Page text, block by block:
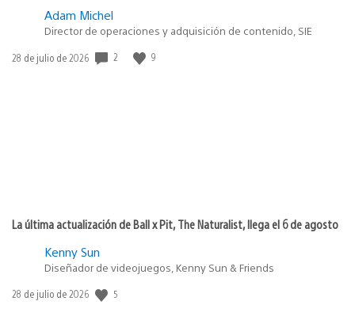
Adam Michel
Director de operaciones y adquisición de contenido, SIE
Fecha
28 de julio de 2026 2 9
La última actualización de Ball x Pit, The Naturalist, llega el 6 de agosto
Kenny Sun
Diseñador de videojuegos, Kenny Sun & Friends
Fecha
28 de julio de 2026 5